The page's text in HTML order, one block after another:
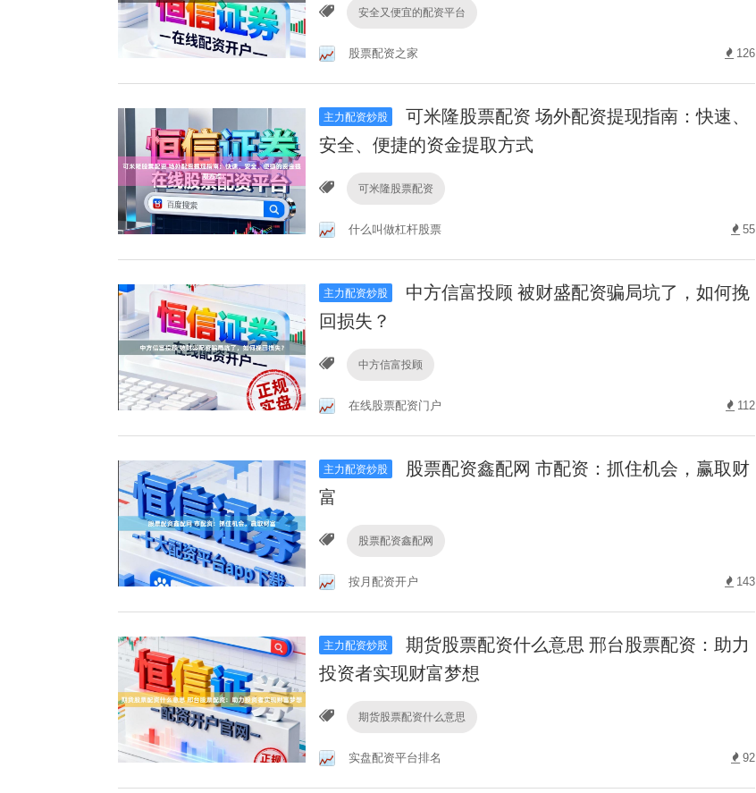
安全又便宜的配资平台
股票配资之家 126
主力配资炒股
可米隆股票配资 场外配资提现指南：快速、
安全、便捷的资金提取方式
可米隆股票配资
什么叫做杠杆股票 55
主力配资炒股
中方信富投顾 被财盛配资骗局坑了，如何挽
回损失？
中方信富投顾
在线股票配资门户 112
主力配资炒股
股票配资鑫配网 市配资：抓住机会，赢取财
富
股票配资鑫配网
按月配资开户 143
主力配资炒股
期货股票配资什么意思 邢台股票配资：助力
投资者实现财富梦想
期货股票配资什么意思
实盘配资平台排名 92